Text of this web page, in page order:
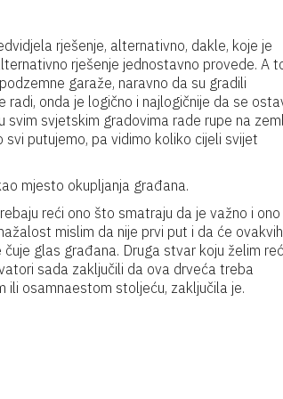
rješenje, alternativno, dakle, koje je
rješenje jednostavno provede. A
garaže, naravno da su gradili
onda je logično i najlogičnije da se
svjetskim gradovima rade rupe na
putujemo, pa vidimo koliko cijeli svijet
mjesto okupljanja građana.
reći ono što smatraju da je važno i
mislim da nije prvi put i da će ovakvih
glas građana. Druga stvar koju želim
sada zaključili da ova drveća treba
osamnaestom stoljeću, zaključila je.